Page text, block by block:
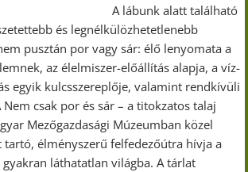
A lábunk alatt található
és legnélkülözhetetlenebb
pusztán por vagy sár: élő lenyomata a
az élelmiszer-előállítás alapja, a víz-
egyik kulcsszereplője, valamint rendkívüli
csak por és sár – a titokzatos talaj
Mezőgazdasági Múzeumban közel
élményszerű felfedezőútra hívja a
láthatatlan világba. A tárlat